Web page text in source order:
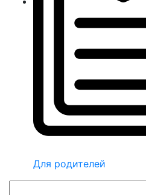
Для родителей